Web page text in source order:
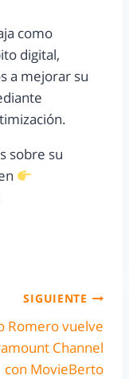
como
digital,
a mejorar su
sobre su
SIGUIENTE
Romero vuelve
Channel
con MovieBerto